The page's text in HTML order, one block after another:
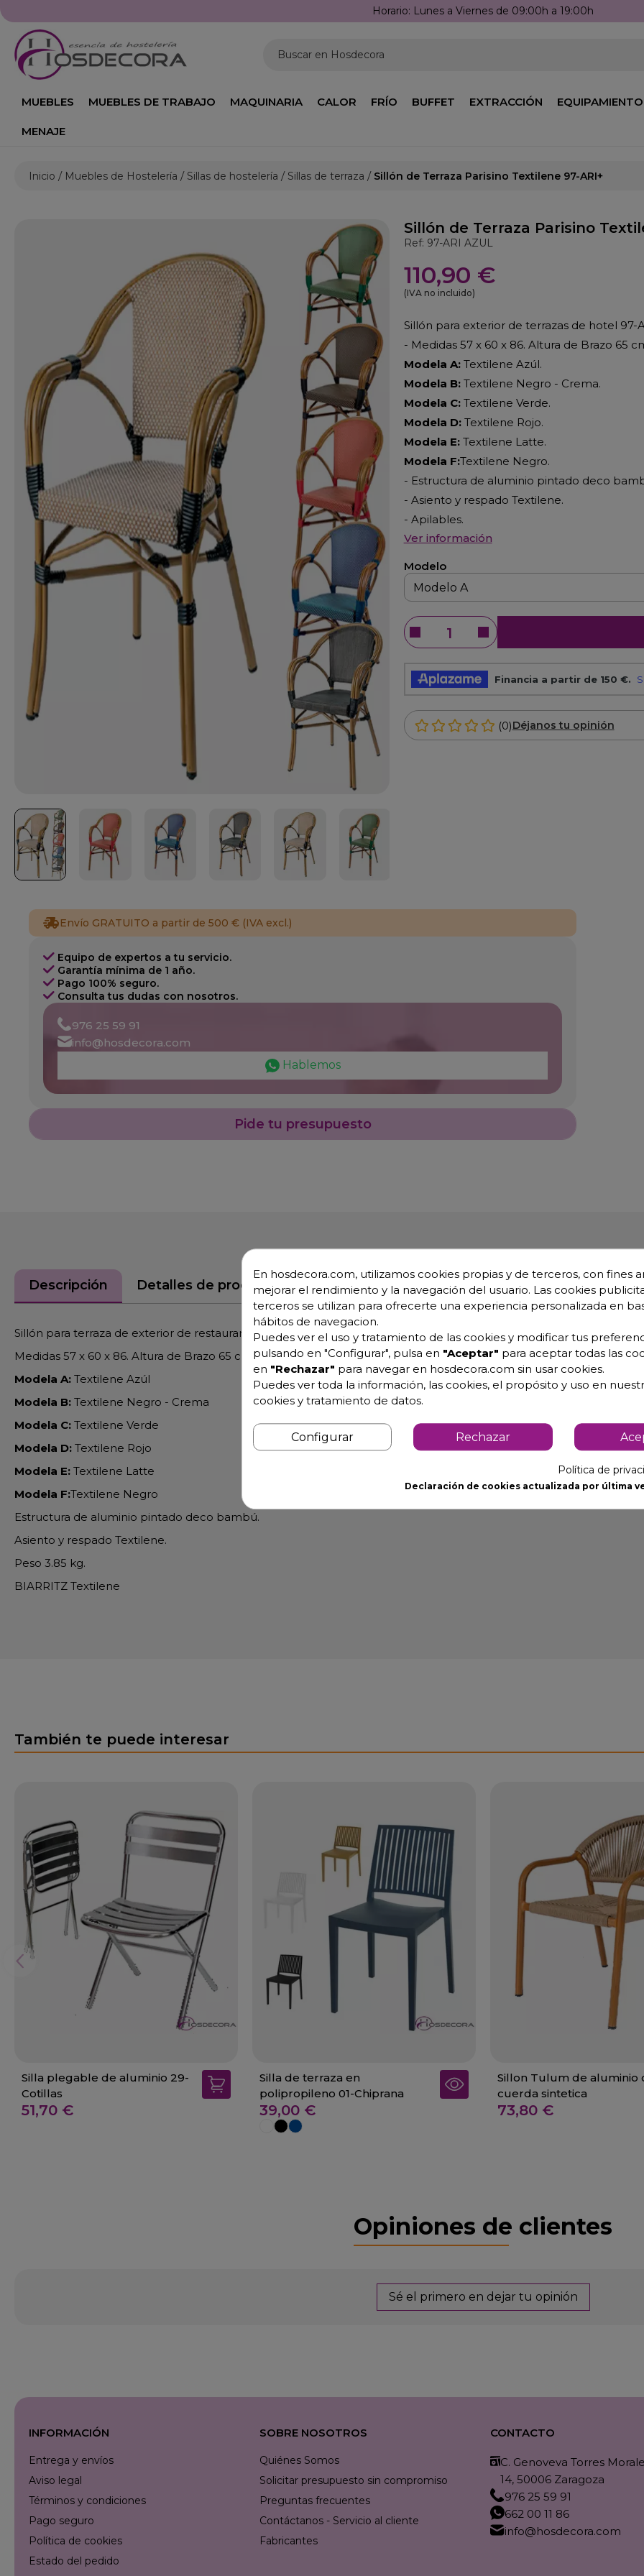
Horario: Lunes a Viernes de 09:00h a 19:00h
Buscar en Hosdecora
MUEBLES MUEBLES DE TRABAJO MAQUINARIA CALOR FRÍO BUFFET EXTRACCIÓN EQUIPAMIENTO
MENAJE
Inicio Muebles de Hostelería Sillas de hostelería Sillas de terraza Sillón de Terraza Parisino Textilene 97-ARI+
Sillón de Terraza Parisino
Ref: 97-ARI AZUL
110,90 €
(IVA no incluido)
Sillón para exterior de terrazas de hotel 97-
- Medidas 57 x 60 x 86. Altura de Brazo 65
Modela A:Textilene Azúl.
Modela B:Textilene Negro - Crema.
Modela C:Textilene Verde.
Modela D:Textilene Rojo.
Modela E:Textilene Latte.
Modela F:Textilene Negro.
- Estructura de aluminio pintado deco
- Asiento y respado Textilene.
- Apilables.
Ver información
Modelo
(0)Déjanos tu opinión
Envío GRATUITO a partir de 500 € (IVA excl.)
Equipo de expertos a tu servicio.
Garantía mínima de 1 año.
Pago 100% seguro.
Consulta tus dudas con nosotros.
976 25 59 91
info@hosdecora.com
Hablemos
Pide tu presupuesto
Descripción Detalles de producto
Sillón para terraza de exterior de restaurantes
Medidas 57 x 60 x 86. Altura de Brazo 65 cm.
Modela A: Textilene Azúl
Modela B: Textilene Negro - Crema
Modela C: Textilene Verde
Modela D: Textilene Rojo
Modela E: Textilene Latte
Modela F:Textilene Negro
Estructura de aluminio pintado deco bambú.
Asiento y respado Textilene.
Peso 3.85 kg.
BIARRITZ Textilene
También te puede interesar
Silla plegable de aluminio 29-
Cotillas
51,70 €
Silla de terraza en
polipropileno 01-Chiprana
39,00 €
Sillon Tulum de aluminio
cuerda sintetica
73,80 €
Opiniones de clientes
Sé el primero en dejar tu opinión
INFORMACIÓN
Entrega y envíos
Aviso legal
Términos y condiciones
Pago seguro
Política de cookies
Estado del pedido
SOBRE NOSOTROS
Quiénes Somos
Solicitar presupuesto sin compromiso
Preguntas frecuentes
Contáctanos - Servicio al cliente
Fabricantes
CONTACTO
C. Genoveva Torres
14, 50006 Zaragoza
976 25 59 91
662 00 11 86
info@hosdecora.com
En hosdecora.com, utilizamos cookies propias y de terceros, con fines
mejorar el rendimiento y la navegación del usuario. Las cookies
terceros se utilizan para ofrecerte una experiencia personalizada en
hábitos de navegacion.
Puedes ver el uso y tratamiento de las cookies y modificar tus
pulsando en "Configurar", pulsa en "Aceptar" para aceptar todas las
en "Rechazar" para navegar en hosdecora.com sin usar cookies.
Puedes ver toda la información, las cookies, el propósito y uso en
cookies y tratamiento de datos.
Configurar Rechazar
Política de
Declaración de cookies actualizada por última